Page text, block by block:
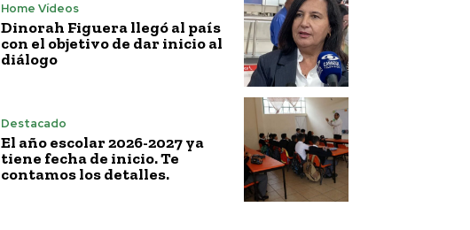
Home Vídeos
Dinorah Figuera llegó al país
con el objetivo de dar inicio al
diálogo
Destacado
El año escolar 2026-2027 ya
tiene fecha de inicio. Te
contamos los detalles.